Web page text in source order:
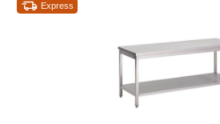
Express